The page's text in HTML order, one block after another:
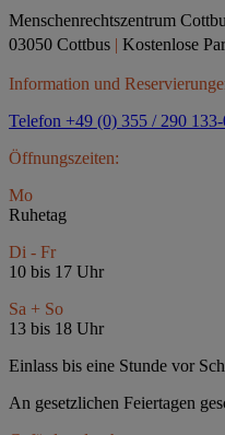
Menschenrechtszentrum
03050 Cottbus | Kostenlose
Information und
Telefon +49 (0) 355 / 290
Öffnungszeiten:
Mo
Ruhetag
Di - Fr
10 bis 17 Uhr
Sa + So
13 bis 18 Uhr
Einlass bis eine Stunde vor
An gesetzlichen Feiertagen